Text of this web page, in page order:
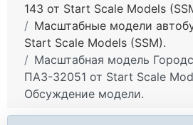
143 от Start Scale Models
Масштабные модели
Start Scale Models (SSM).
Mасштабная модель
ПАЗ-32051 от Start Scale
Обсуждение модели.